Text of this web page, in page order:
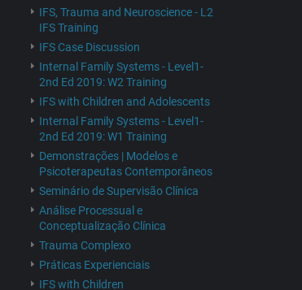
IFS, Trauma and Neuroscience - L2
IFS Training
IFS Case Discussion
Internal Family Systems - Level1-
2nd Ed 2019: W2 Training
IFS with Children and Adolescents
Internal Family Systems - Level1-
2nd Ed 2019: W1 Training
Demonstrações | Modelos e
Psicoterapeutas Contemporâneos
Seminário de Supervisão Clínica
Análise Processual e
Conceptualização Clínica
Trauma Complexo
Práticas Experienciais
IFS with Children